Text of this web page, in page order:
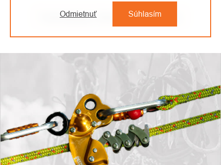
Odmietnuť Súhlasím
Predchádzajúci článok Ďalší článok